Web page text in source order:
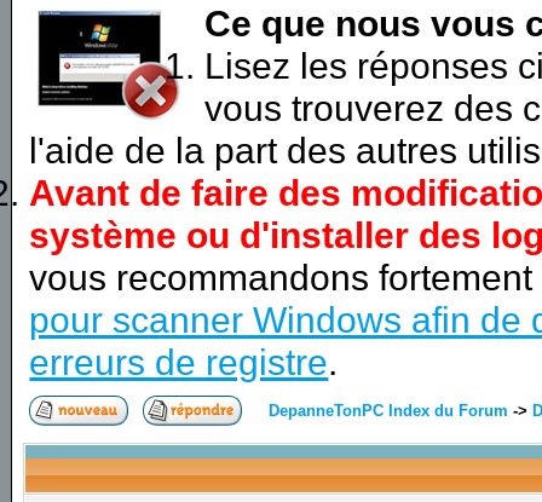
Ce que nous vous
Lisez les réponses
vous trouverez des
l'aide de la part des autres
Avant de faire des
système ou d'installer des
vous recommandons
pour scanner Windows afin de
erreurs de registre.
DepanneTonPC Index du Forum ->